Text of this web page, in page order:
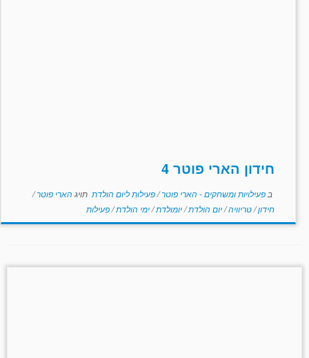
חידון הארי פוטר 4
ב פעילויות ומשחקים - הארי פוטר/פעילות ליום הולדת תויג הארי פוטר/
חידון/טריוויה/יום הולדת/יומולדת/ימי הולדת/פעילות